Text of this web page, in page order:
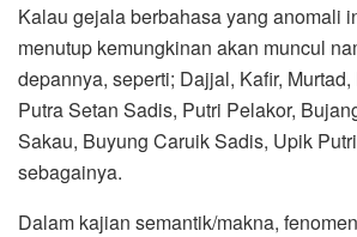
Kalau gejala berbahasa yang anomali
menutup kemungkinan akan muncul
depannya, seperti; Dajjal, Kafir,
Putra Setan Sadis, Putri Pelakor,
Sakau, Buyung Caruik Sadis, Upik
sebagainya.
Dalam kajian semantik/makna,